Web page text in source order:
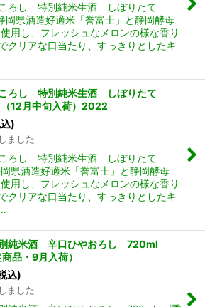
ろし 特別純米生酒 しぼりたて
岡県酒造好適米「誉富士」と静岡酵母
用し、フレッシュなメロンの様な香り
クリアな口当たり、すっきりとしたキ
ろし 特別純米生酒 しぼりたて
12月中旬入荷）2022
)
ました
ろし 特別純米生酒 しぼりたて
県酒造好適米「誉富士」と静岡酵母
用し、フレッシュなメロンの様な香り
クリアな口当たり、すっきりとしたキ
純米酒 辛口ひやおろし 720ml
品・9月入荷）
込)
ました